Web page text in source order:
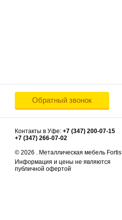
Обратный звонок
Контакты в Уфе: +7 (347) 200-07-15
+7 (347) 266-07-02
© 2026 . Металлическая мебель Fortis
Информация и цены не являются
публичной офертой